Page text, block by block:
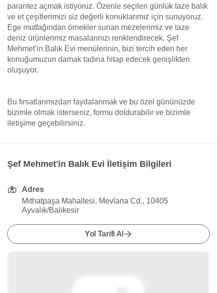
parantez açmak istiyoruz. Özenle seçilen günlük taze balık
ve et çeşitlerimizi siz değerli konuklarımız için sunuyoruz.
Ege mutfağından örnekler sunan mezelerimiz ve taze
deniz ürünlerimiz masalarınızı renklendirecek. Şef
Mehmet’in Balık Evi menülerinin, bizi tercih eden her
konuğumuzun damak tadına hitap edecek genişlikten
oluşuyor.
Bu fırsatlarımızdan faydalanmak ve bu özel gününüzde
bizimle olmak isterseniz, formu doldurabilir ve bizimle
iletişime geçebilirsiniz.
Şef Mehmet'in Balık Evi İletişim Bilgileri
Adres
Mithatpaşa Mahallesi, Mevlana Cd., 10405
Ayvalık/Balıkesir
Yol Tarifi Al